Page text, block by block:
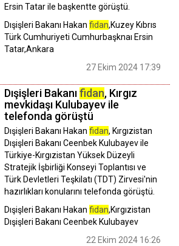
Ersin Tatar ile başkentte görüştü.
Dışişleri Bakanı Hakan fidan,Kuzey Kıbrıs
Türk Cumhuriyeti Cumhurbaşknaı Ersin
Tatar,Ankara
27 Ekim 2024 17:39
Dışişleri Bakanıfidan, Kırgız
mevkidaşı Kulubayev ile
telefonda görüştü
Dışişleri Bakanı Hakan fidan, Kırgızistan
Dışişleri Bakanı Ceenbek Kulubayev ile
Türkiye-Kırgızistan Yüksek Düzeyli
Stratejik İşbirliği Konseyi Toplantısı ve
Türk Devletleri Teşkilatı (TDT) Zirvesi'nin
hazırlıkları konularını telefonda görüştü.
Dışişleri Bakanı Hakan fidan,Kırgızistan
Dışişleri Bakanı Ceenbek Kulubayev
22 Ekim 2024 16:26